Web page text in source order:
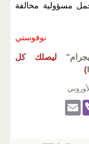
مسؤولية مخالفة
نوفوستي
ليصلك كل
)
Vi